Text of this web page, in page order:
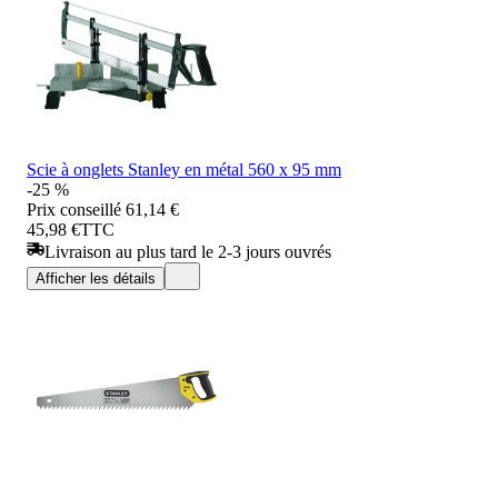
Scie à onglets Stanley en métal 560 x 95 mm
-25 %
Prix conseillé 61,14 €
45,98 €TTC
Livraison au plus tard le 2-3 jours ouvrés
Afficher les détails